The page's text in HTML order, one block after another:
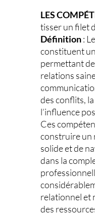
LES
tisser un filet
Définition:
constituent
permettant
relations
des conflits,
l’influence
Ces
construire un
solide et de
dans la
relationnel et
des